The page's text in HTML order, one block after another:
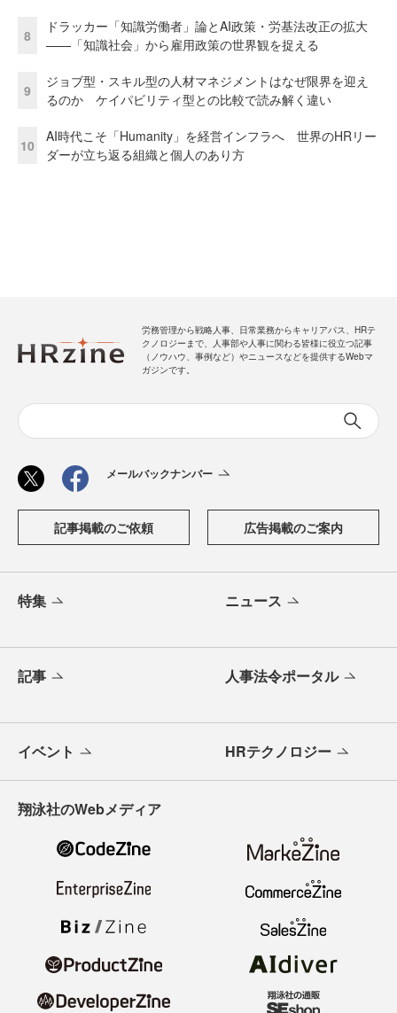
8
ドラッカー「知識労働者」論とAI政策・労基法改正の拡大
——「知識社会」から雇用政策の世界観を捉える
9
ジョブ型・スキル型の人材マネジメントはなぜ限界を迎え
るのか ケイパビリティ型との比較で読み解く違い
10
AI時代こそ「Humanity」を経営インフラへ 世界のHRリー
ダーが立ち返る組織と個人のあり方
労務管理から戦略人事、日常業務からキャリアパス、HRテ
クノロジーまで、人事部や人事に関わる皆様に役立つ記事
（ノウハウ、事例など）やニュースなどを提供するWebマ
ガジンです。
メールバックナンバー
記事掲載のご依頼 広告掲載のご案内
特集 ニュース
記事 人事法令ポータル
イベント HRテクノロジー
翔泳社のWebメディア